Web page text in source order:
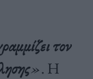
τον
». Η